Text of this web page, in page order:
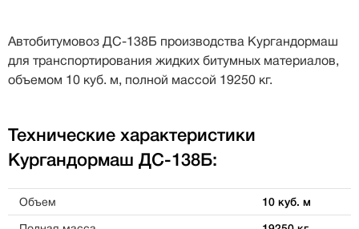
Автобитумовоз ДС-138Б производства Кургандормаш
для транспортирования жидких битумных материалов,
объемом 10 куб. м, полной массой 19250 кг.
Технические характеристики
Кургандормаш ДС-138Б:
Объем 10 куб. м